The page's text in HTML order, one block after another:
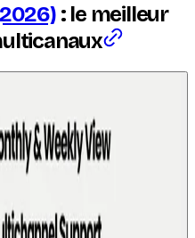
: le meilleur